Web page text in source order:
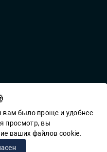
гг.
вам было проще и удобнее
просмотр, вы
ваших файлов cookie.